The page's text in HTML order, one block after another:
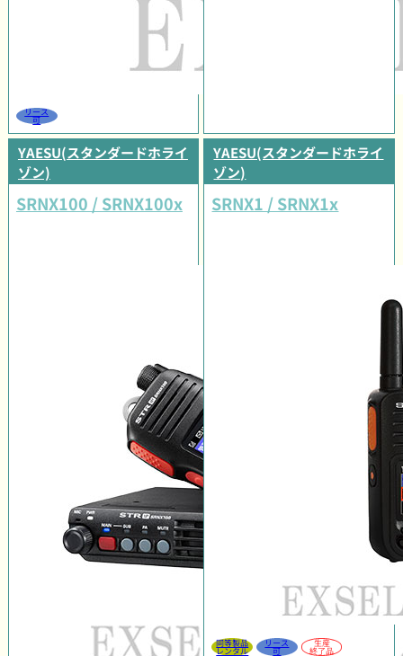
リース
可
YAESU(スタンダードホライ
ゾン)
SRNX100 / SRNX100x
YAESU(スタンダードホライ
ゾン)
SRNX1 / SRNX1x
同等製品
レンタル
リース
可
生産
終了品